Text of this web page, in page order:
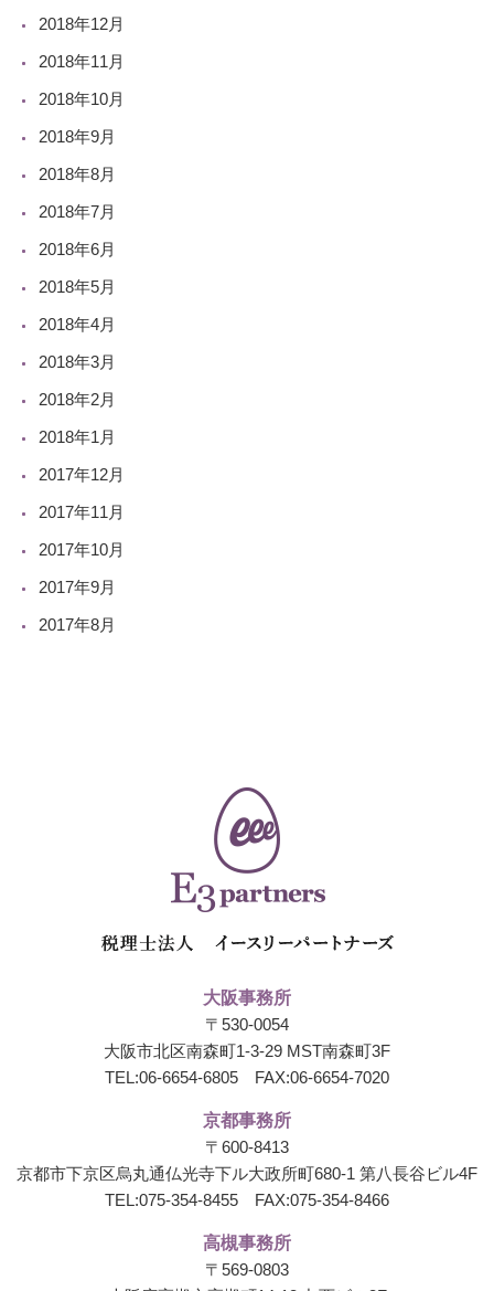
2018年12月
2018年11月
2018年10月
2018年9月
2018年8月
2018年7月
2018年6月
2018年5月
2018年4月
2018年3月
2018年2月
2018年1月
2017年12月
2017年11月
2017年10月
2017年9月
2017年8月
大阪事務所
〒530-0054
大阪市北区南森町1-3-29 MST南森町3F
TEL:06-6654-6805 FAX:06-6654-7020
京都事務所
〒600-8413
京都市下京区烏丸通仏光寺下ル大政所町680-1 第八長谷ビル4F
TEL:075-354-8455 FAX:075-354-8466
高槻事務所
〒569-0803